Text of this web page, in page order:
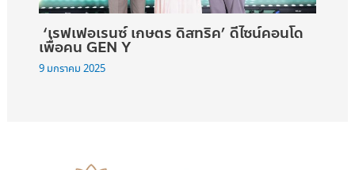
‘เรฟเฟอเรนซ์ เกษตร ดิสทริค’ ดีไซน์คอนโด
เพื่อคน GEN Y
9 มกราคม 2025